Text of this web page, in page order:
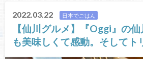
2022.03.22 日本でごはん
【仙川グルメ】『Oggi』の
も美味しくて感動。そしてト